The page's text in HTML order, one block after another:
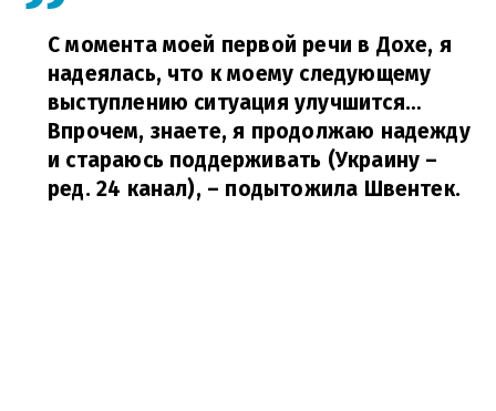
С момента моей первой речи в Дохе, я
надеялась, что к моему следующему
выступлению ситуация улучшится…
Впрочем, знаете, я продолжаю надежду
и стараюсь поддерживать (Украину –
ред. 24 канал), – подытожила Швентек.